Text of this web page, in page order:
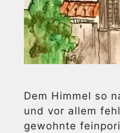
Dem Himmel so
und vor allem
gewohnte